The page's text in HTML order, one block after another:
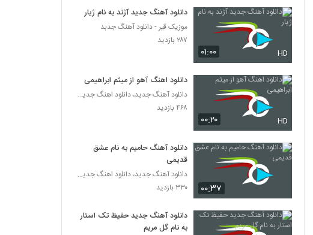
دانلود آهنگ مهدی بسکی نیا دلم اسیره
۲۷۴ بازدید
دانلود آهنگ شاهین شاهرخ چقدر خوبی تو
To)
۲۸۰ بازدید
دانلود آهنگ محسن ابراهیم زاده علاقه محسوس
Alaghe Mahsos)
۳۸۳ بازدید
Man)
۲۵۰ بازدید
۰۱:۰۰ HD
دانلود آهنگ جدید آژند به نام ژیار
موزیک قیر - دانلود آهنگ جدبد
۲۸۷ بازدید
۰۰:۲۰ HD
دانلود اهنگ آهو از میثم ابراهیمی
دانلود آهنگ جدید، دانلود اهنگ جدید ایرانی
۴۶۸ بازدید
۰۰:۳۷
دانلود آهنگ حامیم به نام عشق
قدیمی
دانلود آهنگ جدید، دانلود اهنگ جدید ایرانی
۳۳۰ بازدید
دانلود آهنگ جدید حفیظ تک استار
به نام گل مریم